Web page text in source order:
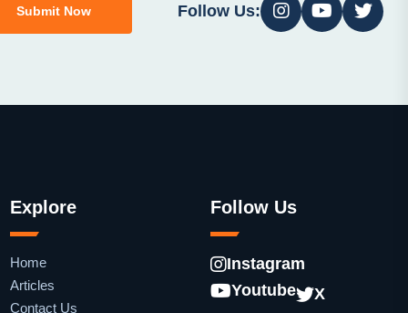
Submit Now Follow Us:
Explore
Home
Articles
Contact Us
Follow Us
Instagram
Youtube
X